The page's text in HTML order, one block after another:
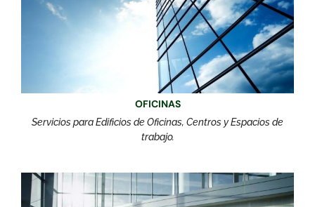
OFICINAS
Servicios para Edificios de Oficinas, Centros y Espacios de
trabajo.